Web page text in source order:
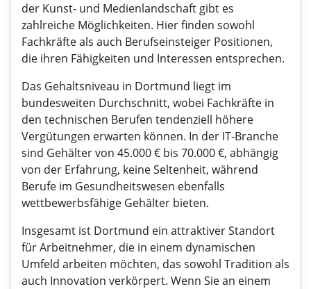
der Kunst- und Medienlandschaft gibt es
zahlreiche Möglichkeiten. Hier finden sowohl
Fachkräfte als auch Berufseinsteiger Positionen,
die ihren Fähigkeiten und Interessen entsprechen.
Das Gehaltsniveau in Dortmund liegt im
bundesweiten Durchschnitt, wobei Fachkräfte in
den technischen Berufen tendenziell höhere
Vergütungen erwarten können. In der IT-Branche
sind Gehälter von 45.000 € bis 70.000 €, abhängig
von der Erfahrung, keine Seltenheit, während
Berufe im Gesundheitswesen ebenfalls
wettbewerbsfähige Gehälter bieten.
Insgesamt ist Dortmund ein attraktiver Standort
für Arbeitnehmer, die in einem dynamischen
Umfeld arbeiten möchten, das sowohl Tradition als
auch Innovation verkörpert. Wenn Sie an einem